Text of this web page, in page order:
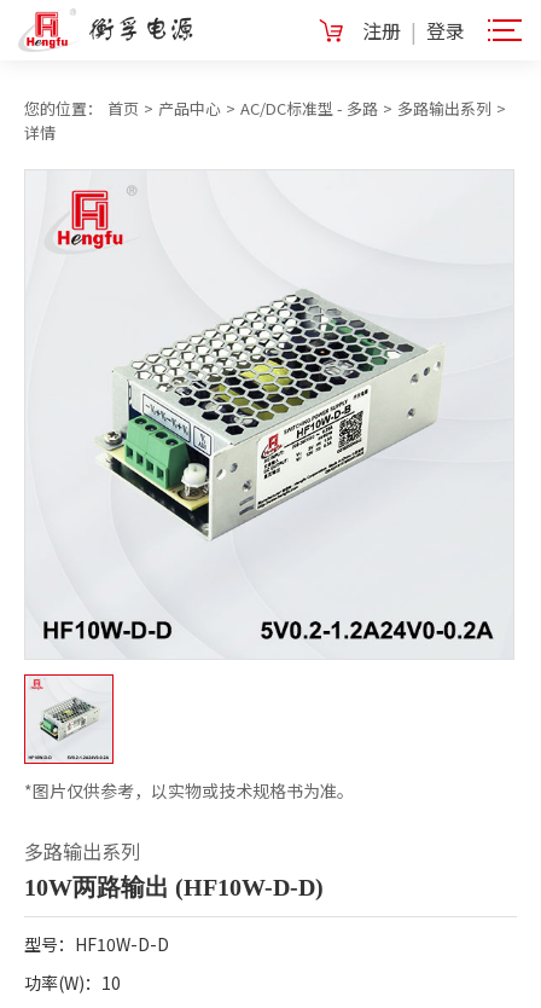
注册 | 登录
您的位置： 首页 > 产品中心 > AC/DC标准型 - 多路 > 多路输出系列 >
详情
*图片仅供参考，以实物或技术规格书为准。
多路输出系列
10W两路输出 (HF10W-D-D)
型号：HF10W-D-D
功率(W)：10